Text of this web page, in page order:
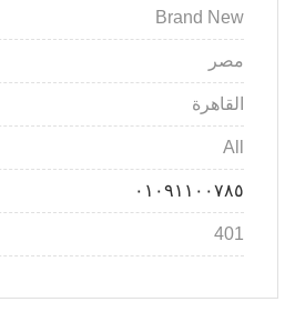
Brand New
مصر
القاهرة
All
٠١٠٩١١٠٠٧٨٥
401